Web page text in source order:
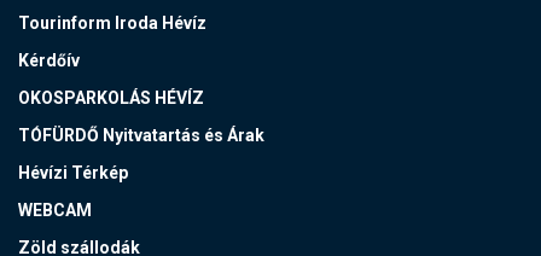
Tourinform Iroda Hévíz
Kérdőív
OKOSPARKOLÁS HÉVÍZ
TÓFÜRDŐ Nyitvatartás és Árak
Hévízi Térkép
WEBCAM
Zöld szállodák